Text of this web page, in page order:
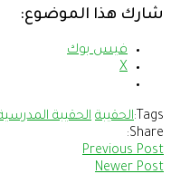
شارك هذا الموضوع:
فيس بوك
X
Tags: الحقيبة الحقيبة
Share:
Previous Post
Newer Post